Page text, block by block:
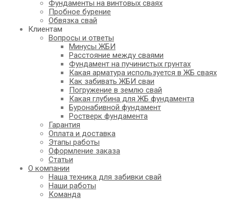
Фундаменты на винтовых сваях
Пробное бурение
Обвязка свай
Клиентам
Вопросы и ответы
Минусы ЖБИ
Расстояние между сваями
Фундамент на пучинистых грунтах
Какая арматура используется в ЖБ сваях
Как забивать ЖБИ сваи
Погружение в землю свай
Какая глубина для ЖБ фундамента
Буронабивной фундамент
Ростверк фундамента
Гарантия
Оплата и доставка
Этапы работы
Оформление заказа
Статьи
О компании
Наша техника для забивки свай
Наши работы
Команда